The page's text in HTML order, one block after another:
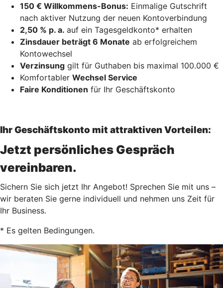
150 € Willkommens-Bonus: Einmalige Gutschrift
nach aktiver Nutzung der neuen Kontoverbindung
2,50 % p. a. auf ein Tagesgeldkonto* erhalten
Zinsdauer beträgt 6 Monate ab erfolgreichem
Kontowechsel
Verzinsung gilt für Guthaben bis maximal 100.000 €
Komfortabler Wechsel Service
Faire Konditionen für Ihr Geschäftskonto
Ihr Geschäftskonto mit attraktiven Vorteilen:
Jetzt persönliches Gespräch
vereinbaren.
Sichern Sie sich jetzt Ihr Angebot! Sprechen Sie mit uns –
wir beraten Sie gerne individuell und nehmen uns Zeit für
Ihr Business.
* Es gelten Bedingungen.